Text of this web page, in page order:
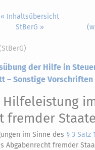
« Inhaltsübersicht
StBerG »
der Hilfe in
– Sonstige Vorschriften
Hilfeleistung
fremder
im Sinne des § 3 Satz 1
Abgabenrecht fremder